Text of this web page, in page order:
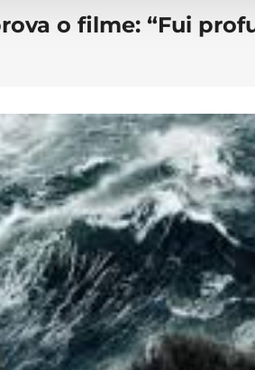
o filme: “Fui